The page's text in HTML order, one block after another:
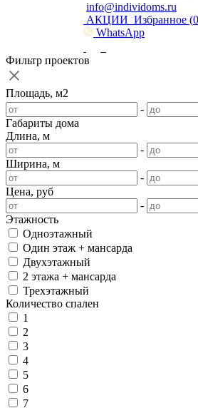
info@individoms.ru
АКЦИИ Избранное (0
WhatsApp
Фильтр проектов
Площадь, м2
-
Габариты дома
Длина, м
-
Ширина, м
-
Цена, руб
-
Этажность
Одноэтажный
Один этаж + мансарда
Двухэтажный
2 этажа + мансарда
Трехэтажный
Количество спален
1
2
3
4
5
6
7